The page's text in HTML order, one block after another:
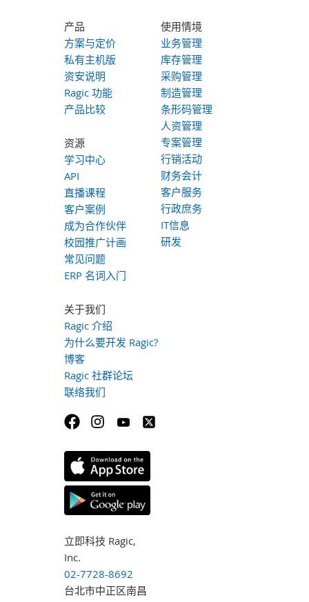
产品
方案与定价
私有主机版
资安说明
Ragic 功能
产品比较
资源
学习中心
API
直播课程
客户案例
成为合作伙伴
校园推广计画
常见问题
ERP 名词入门
使用情境
业务管理
库存管理
采购管理
制造管理
条形码管理
人资管理
专案管理
行销活动
财务会计
客户服务
行政庶务
IT信息
研发
关于我们
Ragic 介绍
为什么要开发 Ragic?
博客
Ragic 社群论坛
联络我们
立即科技 Ragic,
Inc.
02-7728-8692
台北市中正区南昌